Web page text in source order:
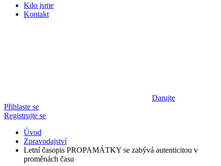
Kdo jsme
Kontakt
Darujte
Přihlaste se
Registrujte se
Úvod
Zpravodajství
Letní časopis PROPAMÁTKY se zabývá autenticitou v
proměnách času